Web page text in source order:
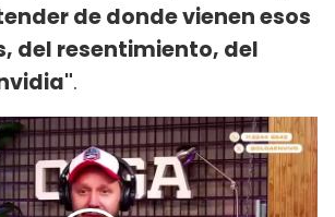
de donde vienen esos
del resentimiento, del
.